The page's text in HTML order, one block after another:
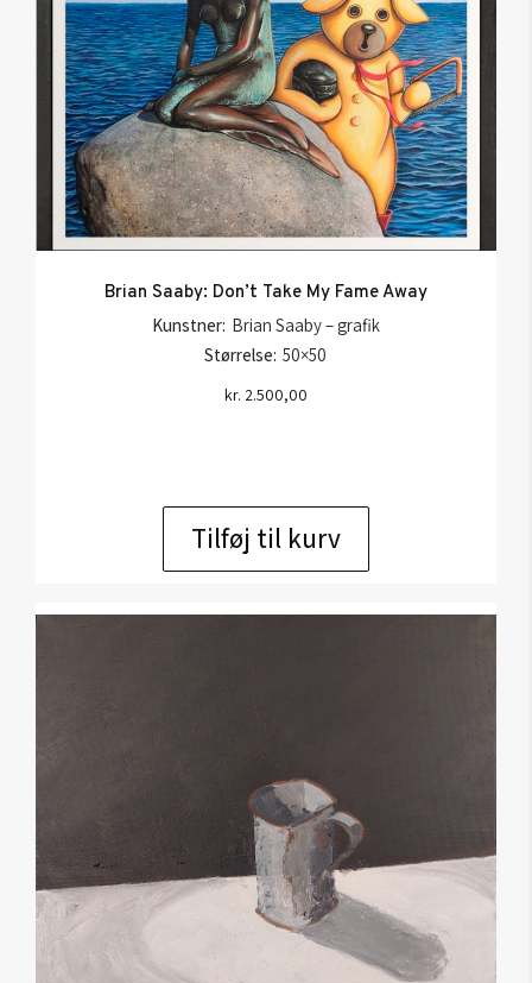
Brian Saaby: Don’t Take My Fame Away
Kunstner: Brian Saaby – grafik
Størrelse: 50×50
kr. 2.500,00
Tilføj til kurv